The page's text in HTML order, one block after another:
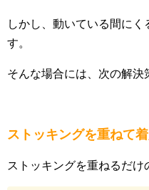
しかし、動いている間にく
す。
そんな場合には、次の解決
ストッキングを重ねて着
ストッキングを重ねるだけ